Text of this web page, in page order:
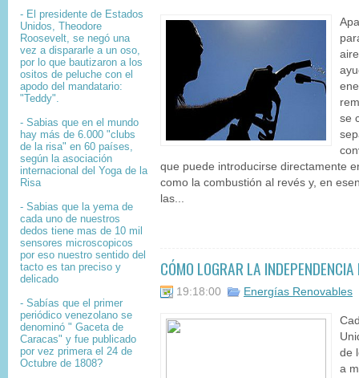
- El presidente de Estados
Unidos, Theodore
Roosevelt, se negó una
vez a dispararle a un oso,
por lo que bautizaron a los
ositos de peluche con el
apodo del mandatario:
"Teddy".
- Sabias que en el mundo
hay más de 6.000 "clubs
de la risa" en 60 países,
según la asociación
internacional del Yoga de la
Risa
- Sabias que la yema de
cada uno de nuestros
dedos tiene mas de 10 mil
sensores microscopicos
por eso nuestro sentido del
tacto es tan preciso y
delicado
- Sabías que el primer
periódico venezolano se
denominó " Gaceta de
Caracas" y fue publicado
por vez primera el 24 de
Octubre de 1808?
se
que puede introducirse directamente
como la combustión al revés y, en
las...
CÓMO LOGRAR LA
19:18:00 Energías Renovables
de
a